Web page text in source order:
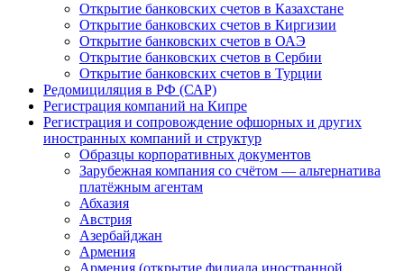
Открытие банковских счетов в Казахстане
Открытие банковских счетов в Киргизии
Открытие банковских счетов в ОАЭ
Открытие банковских счетов в Сербии
Открытие банковских счетов в Турции
Редомициляция в РФ (САР)
Регистрация компаний на Кипре
Регистрация и сопровождение офшорных и других
иностранных компаний и структур
Образцы корпоративных документов
Зарубежная компания со счётом — альтернатива
платёжным агентам
Абхазия
Австрия
Азербайджан
Армения
Армения (открытие филиала иностранной